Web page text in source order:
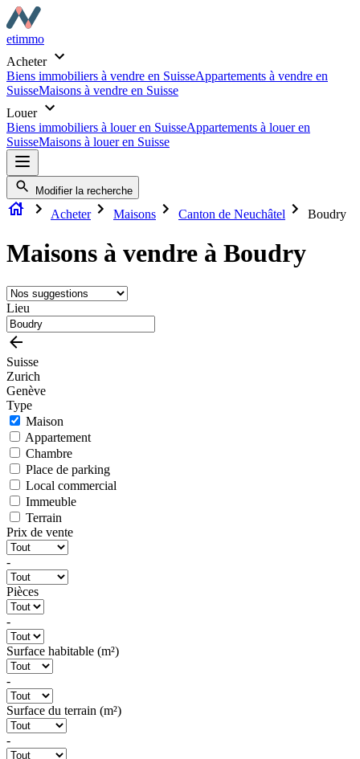
etimmo
Acheter
Biens immobiliers à vendre en SuisseAppartements à vendre en
SuisseMaisons à vendre en Suisse
Louer
Biens immobiliers à louer en SuisseAppartements à louer en
SuisseMaisons à louer en Suisse
Modifier la recherche
Acheter Maisons Canton de Neuchâtel Boudry
Maisons à vendre à Boudry
Lieu
Suisse
Zurich
Genève
Type
Maison
Appartement
Chambre
Place de parking
Local commercial
Immeuble
Terrain
Prix de vente
-
Pièces
-
Surface habitable (m²)
-
Surface du terrain (m²)
-